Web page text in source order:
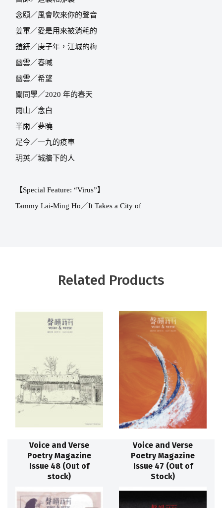
念頤／風會吹來你的聲音
姜軍／愛是用來被消耗的
鎧鈃／庚子年，江城的梅
幽雲／春喊
幽雲／希望
關同學／2020 年的春天
雨山／念白
半雨／夢曉
足今／一九的疫車
玥英／城牆下的人
【Special Feature: “Virus”】
Tammy Lai-Ming Ho／It Takes a City of
Related Products
Voice and Verse
Poetry Magazine
Issue 48 (Out of
stock)
Voice and Verse
Poetry Magazine
Issue 47 (Out of
Stock)